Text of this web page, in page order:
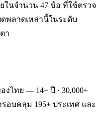
ยในจำนวน 47 ข้อ ที่ใช้ตรวจ
พลาดเหล่านี้ในระดับ
า
ไทย — 14+ ปี · 30,000+
ครอบคลุม 195+ ประเทศ และ